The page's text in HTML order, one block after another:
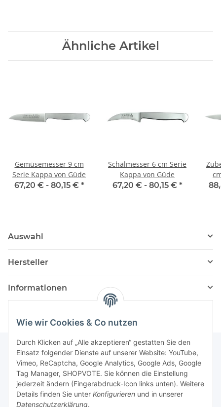
Wie wir Cookies & Co nutzen
Durch Klicken auf „Alle akzeptieren“ gestatten Sie den
Einsatz folgender Dienste auf unserer Website: YouTube,
Vimeo, ReCaptcha, Google Analytics, Google Ads, Google
Tag Manager, SHOPVOTE. Sie können die Einstellung
jederzeit ändern (Fingerabdruck-Icon links unten). Weitere
Details finden Sie unter Konfigurieren und in unserer
Datenschutzerklärung.
Ähnliche Artikel
Gemüsemesser 9 cm
Serie Kappa von Güde
67,20 € - 80,15 € *
Schälmesser 6 cm Serie
Kappa von Güde
67,20 € - 80,15 € *
Auswahl
Hersteller
Informationen
Newsletter Abonnieren
Bitte senden Sie mir entsprechend Ihrer
Datenschutzerklärung regelmäßig und jederzeit widerruflich